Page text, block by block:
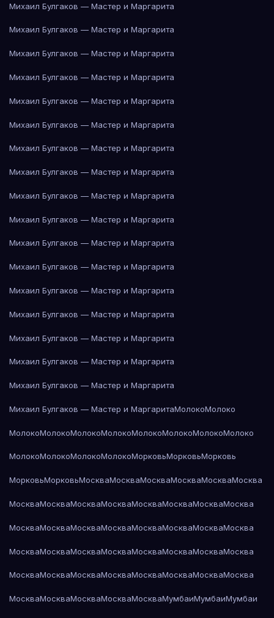
Михаил Булгаков — Мастер и Маргарита
Михаил Булгаков — Мастер и Маргарита
Михаил Булгаков — Мастер и Маргарита
Михаил Булгаков — Мастер и Маргарита
Михаил Булгаков — Мастер и Маргарита
Михаил Булгаков — Мастер и Маргарита
Михаил Булгаков — Мастер и Маргарита
Михаил Булгаков — Мастер и Маргарита
Михаил Булгаков — Мастер и Маргарита
Михаил Булгаков — Мастер и Маргарита
Михаил Булгаков — Мастер и Маргарита
Михаил Булгаков — Мастер и Маргарита
Михаил Булгаков — Мастер и Маргарита
Михаил Булгаков — Мастер и Маргарита
Михаил Булгаков — Мастер и Маргарита
Михаил Булгаков — Мастер и Маргарита
Михаил Булгаков — Мастер и Маргарита
Михаил Булгаков — Мастер и МаргаритаМолокоМолоко
МолокоМолокоМолокоМолокоМолокоМолокоМолокоМолоко
МолокоМолокоМолокоМолокоМорковьМорковьМорковь
МорковьМорковьМоскваМоскваМоскваМоскваМоскваМосква
МоскваМоскваМоскваМоскваМоскваМоскваМоскваМосква
МоскваМоскваМоскваМоскваМоскваМоскваМоскваМосква
МоскваМоскваМоскваМоскваМоскваМоскваМоскваМосква
МоскваМоскваМоскваМоскваМоскваМоскваМоскваМосква
МоскваМоскваМоскваМоскваМоскваМумбаиМумбаиМумбаи